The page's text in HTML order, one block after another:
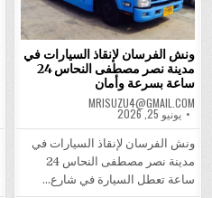
ونش الفرسان لإنقاذ السيارات في
مدينة نصر مصطفى النحاس 24
ساعة بسرعة وأمان
MRISUZU4@GMAIL.COM
يونيو 25, 2026
ونش الفرسان لإنقاذ السيارات في
مدينة نصر مصطفى النحاس 24
ساعة تعطل السيارة في شارع…